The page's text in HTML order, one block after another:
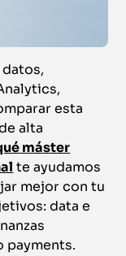
esta
alta
máster
te ayudamos
mejor con tu
data e
payments.